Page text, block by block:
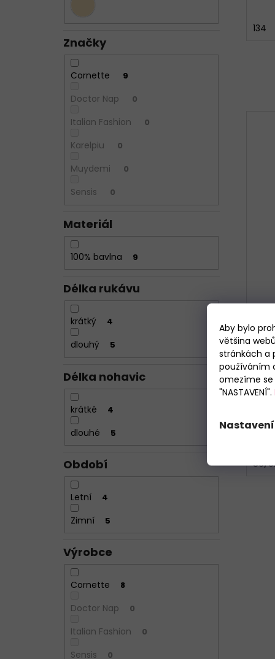
Aby bylo
většina
stránkách a
používáním
omezíme se
"NASTAVENÍ".
Nastavení
Značky
Cornette 9
Doctor Nap 0
Italian Fashion 0
Karelpiu 0
Muydemi 0
Sensis 0
Materiál
100% bavlna 9
Délka rukávu
krátký 4
dlouhý 5
Délka nohavic
krátké 4
dlouhé 5
Období
Letní 4
Zimní 5
Výrobce
Cornette 8
Doctor Nap 0
Italian Fashion 0
Sensis 0
134
86/